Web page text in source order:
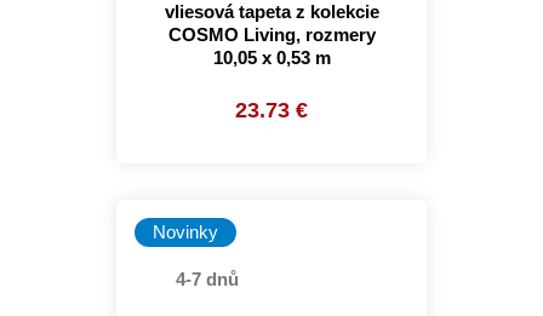
vliesová tapeta z kolekcie
COSMO Living, rozmery
10,05 x 0,53 m
23.73 €
Novinky
4-7 dnů